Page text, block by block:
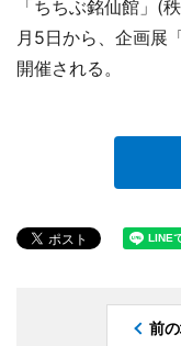
「ちちぶ銘仙館」(
月5日から、企画展
開催される。
前